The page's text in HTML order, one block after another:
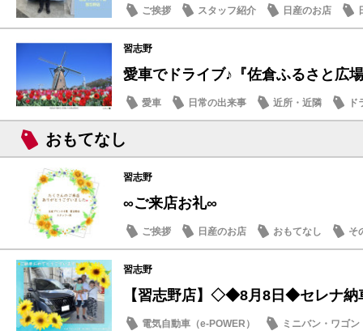
ご挨拶 スタッフ紹介 日産のお店
習志野
愛車でドライブ♪『佐倉ふるさと広
愛車 日常の出来事 近所・近隣
おもてなし
習志野
∞ご来店お礼∞
ご挨拶 日産のお店 おもてなし そ
習志野
【習志野店】◇◆8月8日◆セレナ
電気自動車（e-POWER）
ミニバン・ワゴン